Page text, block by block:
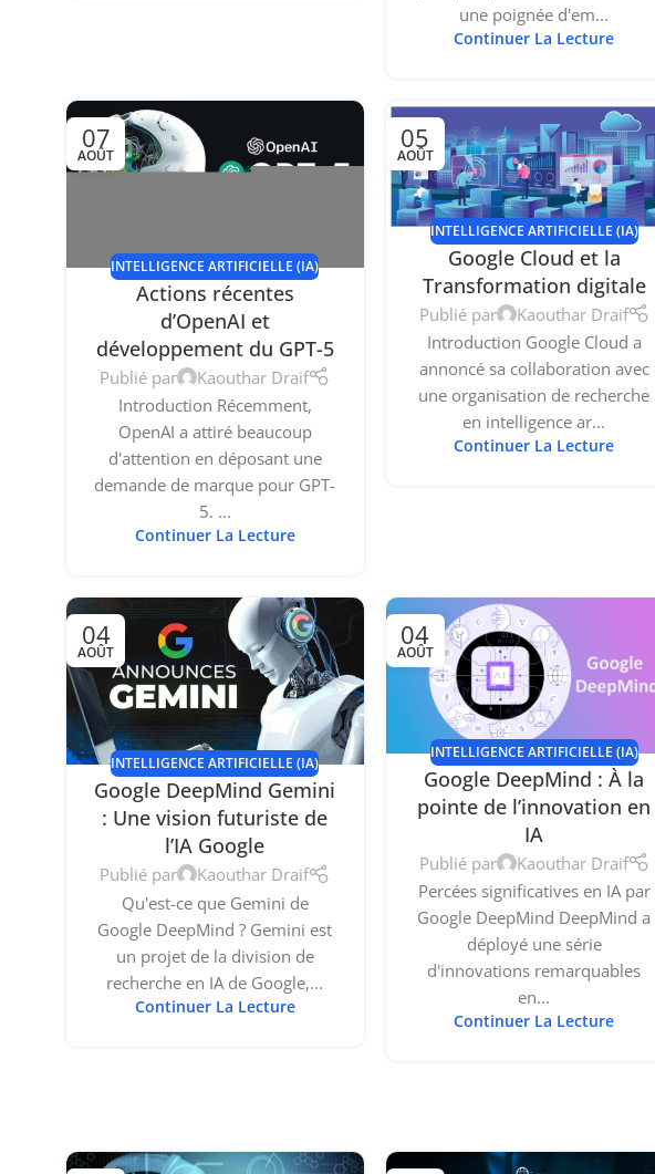
une poignée d'em...
Continuer La Lecture
07
AOÛT
INTELLIGENCE ARTIFICIELLE (IA)
Actions récentes
d’OpenAI et
développement du GPT-5
Publié par
Kaouthar Draif
Introduction Récemment,
OpenAI a attiré beaucoup
d'attention en déposant une
demande de marque pour GPT-
5. ...
Continuer La Lecture
05
AOÛT
INTELLIGENCE ARTIFICIELLE (IA)
Google Cloud et la
Transformation digitale
Publié par
Kaouthar Draif
Introduction Google Cloud a
annoncé sa collaboration avec
une organisation de recherche
en intelligence ar...
Continuer La Lecture
04
AOÛT
INTELLIGENCE ARTIFICIELLE (IA)
Google DeepMind Gemini
: Une vision futuriste de
l’IA Google
Publié par
Kaouthar Draif
Qu'est-ce que Gemini de
Google DeepMind ? Gemini est
un projet de la division de
recherche en IA de Google,...
Continuer La Lecture
04
AOÛT
INTELLIGENCE ARTIFICIELLE (IA)
Google DeepMind : À la
pointe de l’innovation en
IA
Publié par
Kaouthar Draif
Percées significatives en IA par
Google DeepMind DeepMind a
déployé une série
d'innovations remarquables
en...
Continuer La Lecture